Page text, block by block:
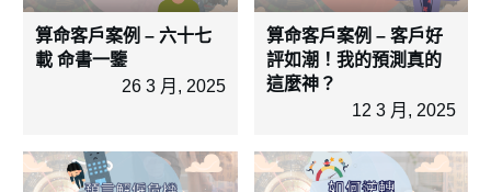
算命客戶案例 – 六十七
載 命書一鑒
26 3 月, 2025
算命客戶案例 – 客戶好
評如潮！我的預測真的
這麼神？
12 3 月, 2025